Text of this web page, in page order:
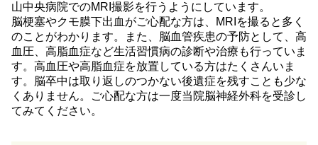
山中央病院でのMRI撮影を行うようにしています。
脳梗塞やクモ膜下出血がご心配な方は、MRIを撮ると多く
のことがわかります。また、脳血管疾患の予防として、高
血圧、高脂血症など生活習慣病の診断や治療も行っていま
す。高血圧や高脂血症を放置している方はたくさんいま
す。脳卒中は取り返しのつかない後遺症を残すことも少な
くありません。ご心配な方は一度当院脳神経外科を受診し
てみてください。